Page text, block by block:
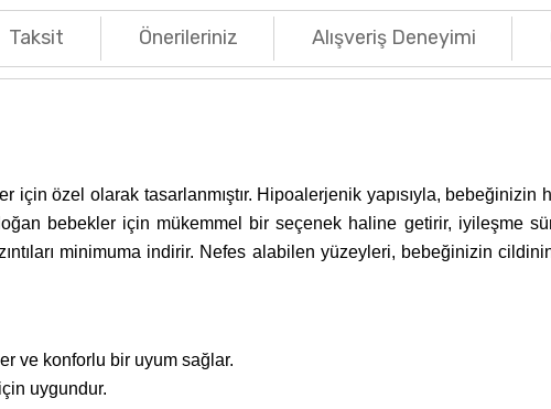
Taksit Önerileriniz Alışveriş Deneyimi
için özel olarak tasarlanmıştır. Hipoalerjenik yapısıyla, bebeğinizin
bebekler için mükemmel bir seçenek haline getirir, iyileşme
minimuma indirir. Nefes alabilen yüzeyleri, bebeğinizin
ve konforlu bir uyum sağlar.
uygundur.